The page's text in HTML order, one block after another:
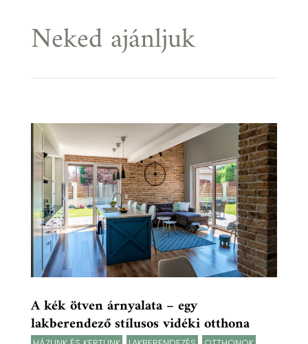
Neked ajánljuk
A kék ötven árnyalata – egy
lakberendező stílusos vidéki otthona